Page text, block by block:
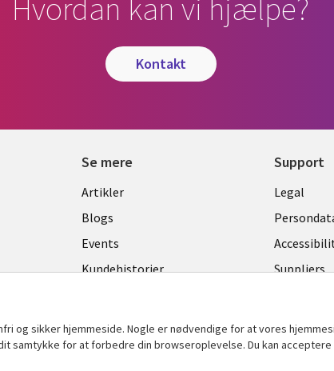
Hvordan kan vi hjælpe?
kontakt
Se mere
Library
Links
DENMARK
Artikler
Blogs
Events
Kundehistorier
Se flere
Support
Legal
Legal
Suppliers
og sikker hjemmeside. Nogle er nødvendige for at vores
samtykke for at forbedre din browseroplevelse. Du kan acceptere